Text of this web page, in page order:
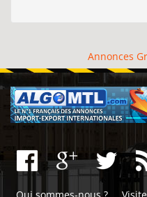
Annonces
Qui sommes-nous ?